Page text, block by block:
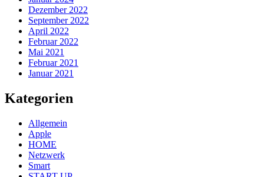
Dezember 2022
September 2022
April 2022
Februar 2022
Mai 2021
Februar 2021
Januar 2021
Kategorien
Allgemein
Apple
HOME
Netzwerk
Smart